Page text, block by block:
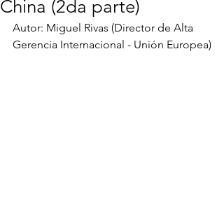
China (2da parte)
Autor: Miguel Rivas (Director de Alta
Gerencia Internacional - Unión Europea)